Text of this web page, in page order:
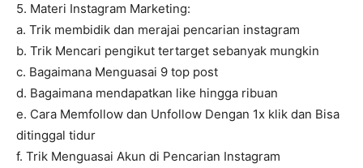
5. Materi Instagram Marketing:
a. Trik membidik dan merajai pencarian instagram
b. Trik Mencari pengikut tertarget sebanyak mungkin
c. Bagaimana Menguasai 9 top post
d. Bagaimana mendapatkan like hingga ribuan
e. Cara Memfollow dan Unfollow Dengan 1x klik dan Bisa
ditinggal tidur
f. Trik Menguasai Akun di Pencarian Instagram